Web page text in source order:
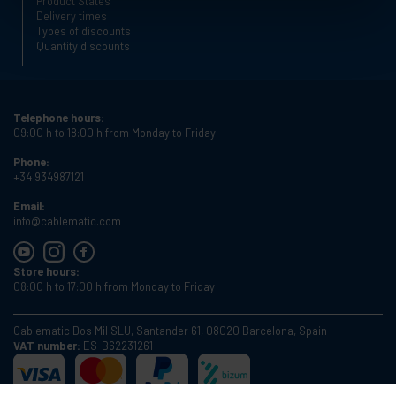
Delivery times
Types of discounts
Quantity discounts
Telephone hours:
09:00 h to 18:00 h from Monday to Friday
Phone:
+34 934987121
Email:
info@cablematic.com
Store hours:
08:00 h to 17:00 h from Monday to Friday
Cablematic Dos Mil SLU, Santander 61, 08020 Barcelona, Spain
VAT number: ES-B62231261